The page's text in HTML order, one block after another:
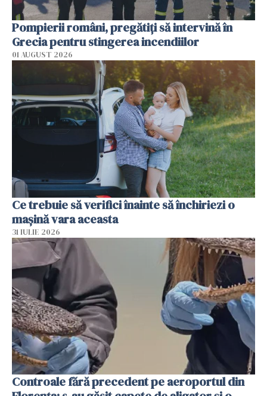
Pompierii români, pregătiţi să intervină în
Grecia pentru stingerea incendiilor
01 AUGUST 2026
Ce trebuie să verifici înainte să închiriezi o
mașină vara aceasta
31 IULIE 2026
Controale fără precedent pe aeroportul din